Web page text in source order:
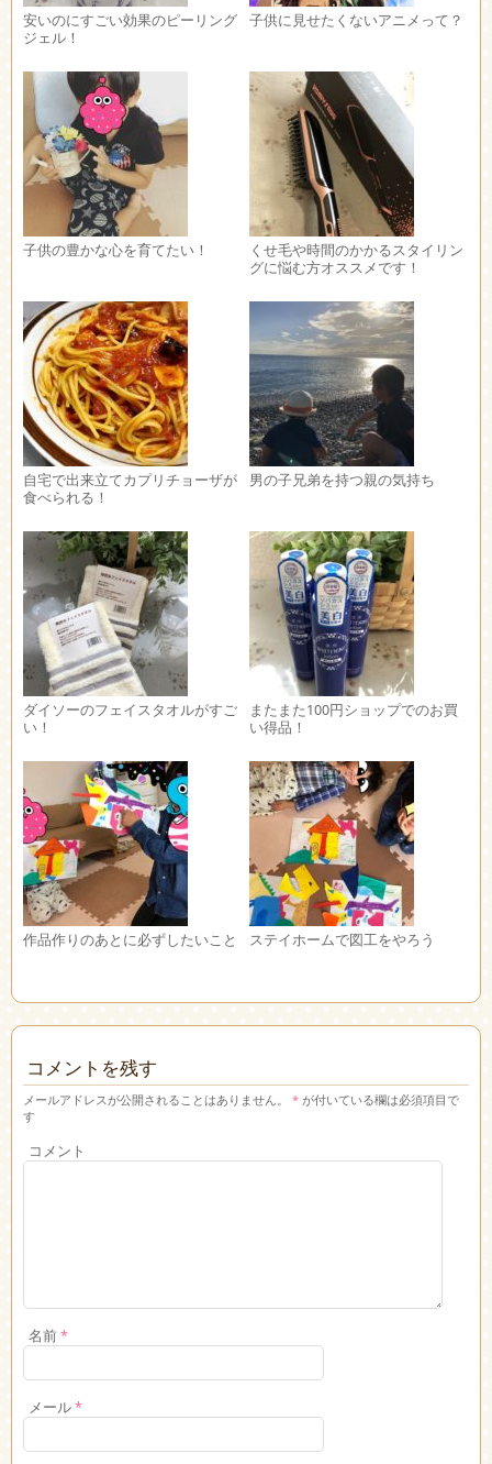
安いのにすごい効果のピーリング
ジェル！
子供に見せたくないアニメって？
子供の豊かな心を育てたい！
くせ毛や時間のかかるスタイリン
グに悩む方オススメです！
自宅で出来立てカプリチョーザが
食べられる！
男の子兄弟を持つ親の気持ち
ダイソーのフェイスタオルがすご
い！
またまた100円ショップでのお買
い得品！
作品作りのあとに必ずしたいこと ステイホームで図工をやろう
コメントを残す
メールアドレスが公開されることはありません。 * が付いている欄は必須項目で
す
コメント
名前*
メール*